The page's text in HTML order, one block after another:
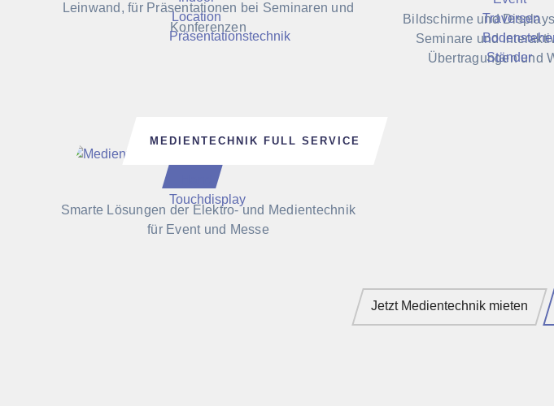
Leinwand, für Präsentationen bei Seminaren und
Konferenzen
Bildschirme und
Seminare und
Übertragungen und
MEDIENTECHNIK FULL SERVICE
Smarte Lösungen der Elektro- und Medientechnik
für Event und Messe
Jetzt Medientechnik mieten